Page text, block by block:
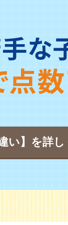
い】を詳